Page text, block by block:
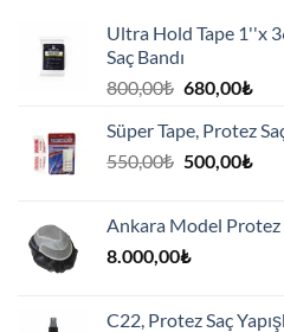
Ultra Hold Tape 1''x
Saç Bandı
800,00₺ Orijinal
800,00₺.
680,00₺Şu
Süper Tape, Protez
550,00₺ Orijinal
500,00₺Şu
Ankara Model Protez
8.000,00₺
C22, Protez Saç